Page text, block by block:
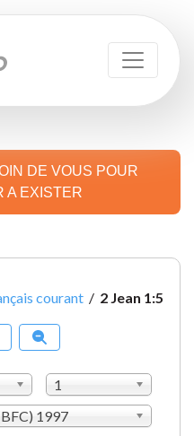
DE VOUS POUR
A EXISTER
courant / 2 Jean 1:5
1
1997